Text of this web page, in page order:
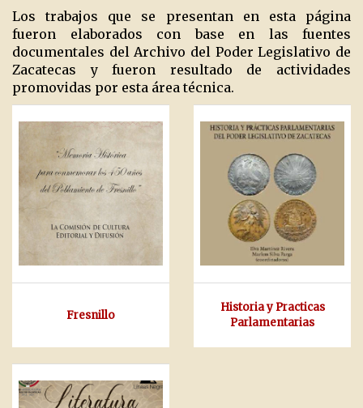
Los trabajos que se presentan en esta página
fueron elaborados con base en las fuentes
documentales del Archivo del Poder Legislativo de
Zacatecas y fueron resultado de actividades
promovidas por esta área técnica.
Fresnillo
Historia y Practicas
Parlamentarias